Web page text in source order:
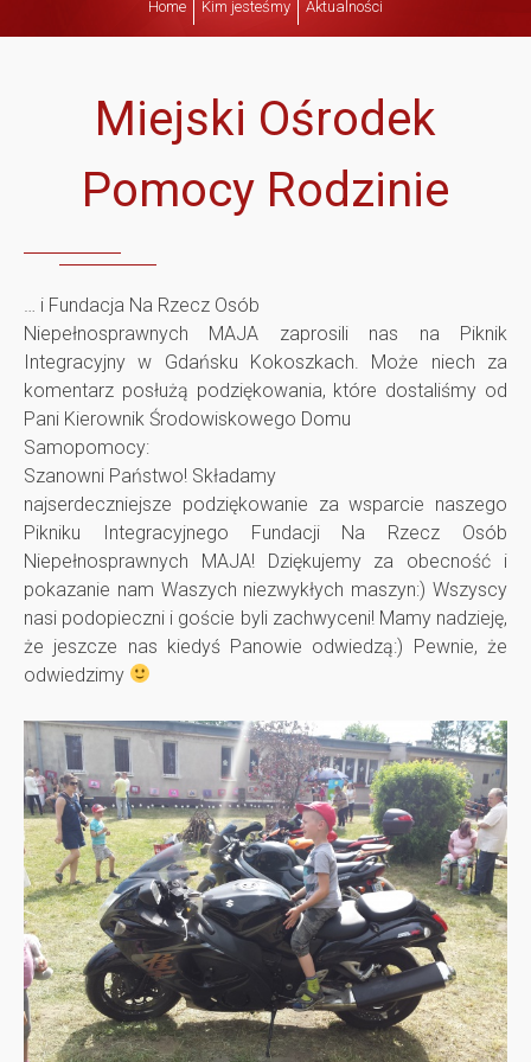
i
k
i
O
ś
r
o
d
e
k
P
o
m
Home Kim jesteśmy Aktualności
Miejski Ośrodek
Pomocy Rodzinie
… i Fundacja Na Rzecz Osób
Niepełnosprawnych MAJA zaprosili nas na Piknik
Integracyjny w Gdańsku Kokoszkach. Może niech za
komentarz posłużą podziękowania, które dostaliśmy od
Pani Kierownik Środowiskowego Domu
Samopomocy:
Szanowni Państwo! Składamy
najserdeczniejsze podziękowanie za wsparcie naszego
Pikniku Integracyjnego Fundacji Na Rzecz Osób
Niepełnosprawnych MAJA! Dziękujemy za obecność i
pokazanie nam Waszych niezwykłych maszyn:) Wszyscy
nasi podopieczni i goście byli zachwyceni! Mamy nadzieję,
że jeszcze nas kiedyś Panowie odwiedzą:) Pewnie, że
odwiedzimy